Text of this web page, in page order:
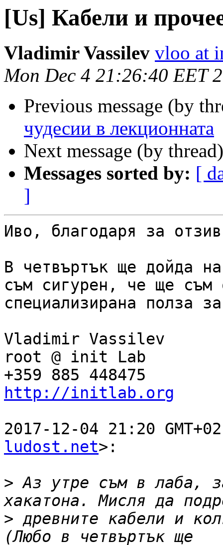
[Us] Кабели и
Vladimir Vassilev vloo at
Mon Dec 4 21:26:40 EET
Previous message (by
чудесии в лекционната
Next message (by
Messages sorted by: [
]
Иво, благодаря за
В четвъртък ще дойда
съм сигурен, че ще съм
специализирана полза
Vladimir Vassilev
root @ init Lab
http://initlab.org
2017-12-04 21:20
ludost.net>:
> Аз утре съм в лаба,
> древните кабели и